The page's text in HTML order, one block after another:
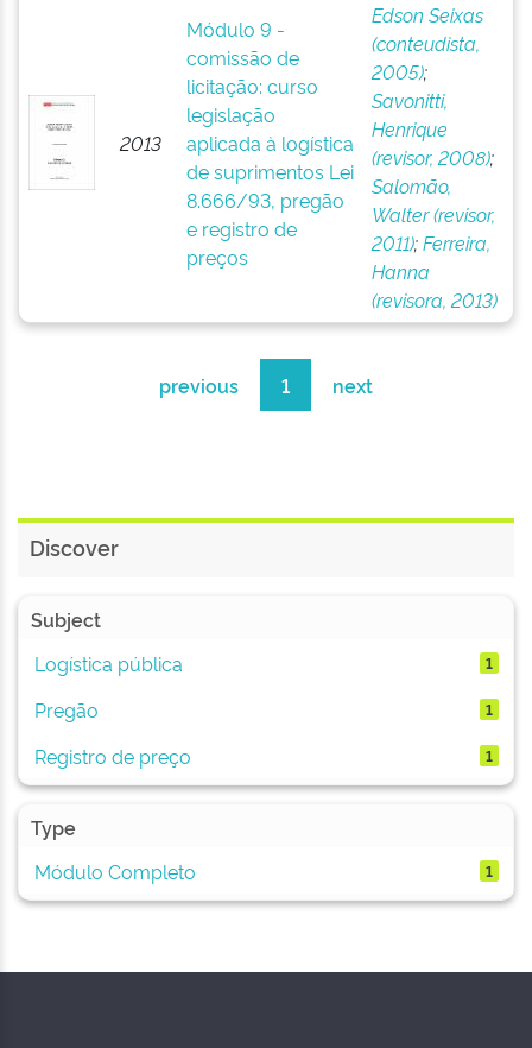
2013
Módulo 9 -
comissão de
licitação: curso
legislação
aplicada à logística
de suprimentos Lei
8.666/93, pregão
e registro de
preços
Edson Seixas
(conteudista,
2005);
Savonitti,
Henrique
(revisor, 2008);
Salomão,
Walter (revisor,
2011);Ferreira,
Hanna
(revisora, 2013)
previous 1 next
Discover
Subject
Logística pública
1
Pregão 1
Registro de preço 1
Type
Módulo Completo
1